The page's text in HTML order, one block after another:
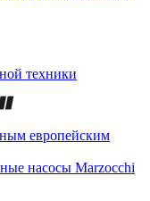
техники
европейским
насосы Marzocchi